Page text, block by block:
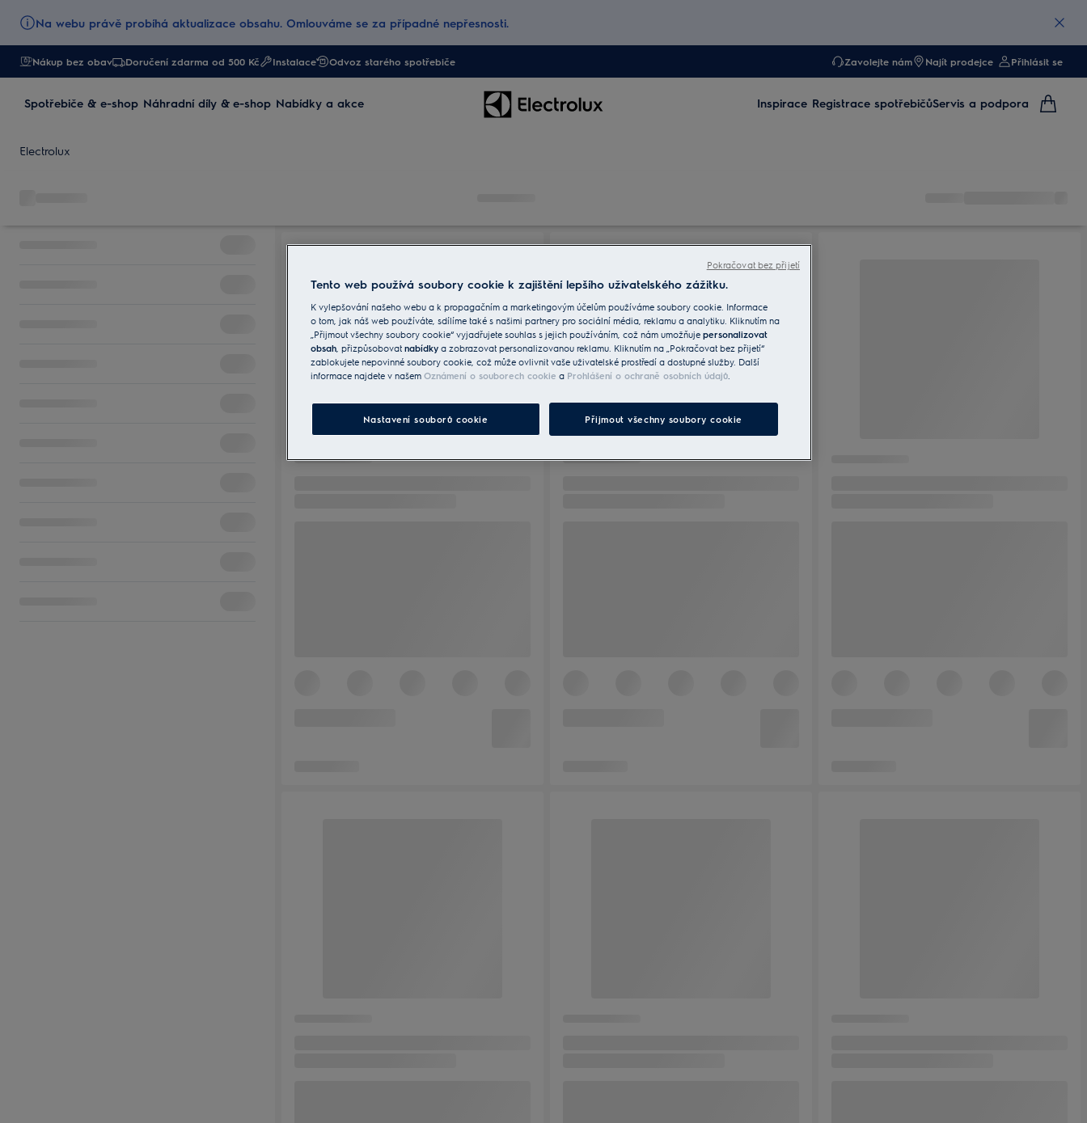
Na webu právě probíhá aktualizace obsahu. Omlouváme se za případné nepřesnosti.
Nákup bez obav Doručení zdarma od 500 Kč Instalace Odvoz starého spotřebiče Zavolejte nám Najít prodejce Přihlásit se
Spotřebiče & e-shop Náhradní díly & e-shop Nabídky a akce Inspirace Registrace spotřebičůServis a podpora
Electrolux
Tento web používá soubory cookie k zajištění lepšího uživatelského zážitku.
K vylepšování našeho webu a k propagačním a marketingovým účelům používáme soubory cookie. Informace
o tom, jak náš web používáte, sdílíme také s našimi partnery pro sociální média, reklamu a analytiku. Kliknutím na
„Přijmout všechny soubory cookie“ vyjadřujete souhlas s jejich používáním, což nám umožňuje personalizovat
obsah , přizpůsobovat nabídky a zobrazovat personalizovanou reklamu. Kliknutím na „Pokračovat bez přijetí“
zablokujete nepovinné soubory cookie, což může ovlivnit vaše uživatelské prostředí a dostupné služby. Další
informace najdete v našem Oznámení o souborech cookie a Prohlášení o ochraně osobních údajů
Nastavení souborů cookie Přijmout všechny soubory cookie
Pokračovat bez přijetí